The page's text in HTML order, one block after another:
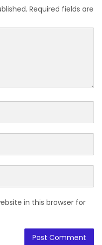
Required fields are
in this browser for